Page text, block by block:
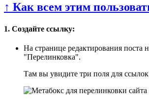
↑ Как всем этим
1. Создайте ссылку:
На странице редактирования поста
"Перелинковка".
Там вы увидите три поля для